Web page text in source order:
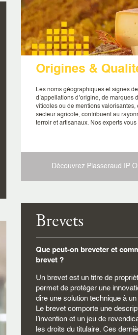
Origines &
Les noms géographiques et signes
d’appellations d’origine, de marques
viticoles ou de mentions valorisantes,
secteur agricole, contribuent au
terroir et artisanaux. Nos experts
Découvrez Plasseraud IP
Brevets
Que peut-on breveter et
brevet ?
Un brevet est un titre de
permet de protéger une
dire une solution technique à
Le brevet comporte une
l’invention et un jeu de
les droits du titulaire. Ces